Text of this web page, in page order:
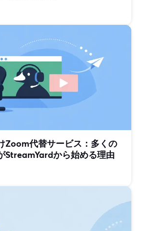
Zoom代替サービス：多くの
StreamYardから始める理由